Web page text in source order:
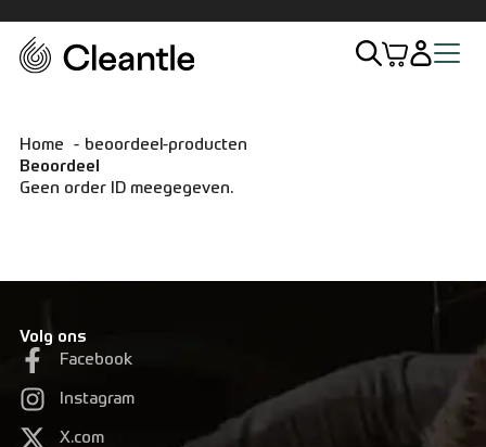
Assortiment
Sets
Accessoires
Home
beoordeel-producten
Beoordeel
Geen order ID meegegeven.
Volg ons
Facebook
Instagram
X.com